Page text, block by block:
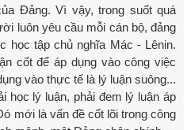
Đảng. Vì vậy, trong suốt quá
luôn yêu cầu mỗi cán bộ, đảng
học tập chủ nghĩa Mác - Lênin.
cốt để áp dụng vào công việc
vào thực tế là lý luận suông...
học lý luận, phải đem lý luận áp
mới là vấn đề cốt lõi trong công